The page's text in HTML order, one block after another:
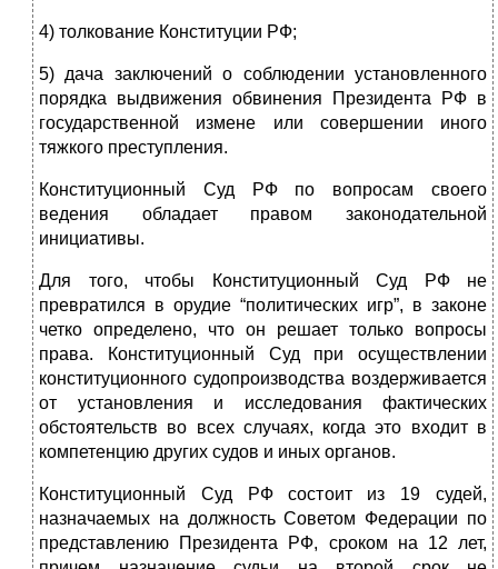
4) толкование Конституции РФ;
5) дача заключений о соблюдении установленного
порядка выдвижения обвинения Президента РФ в
государственной измене или совершении ино­го
тяжкого преступления.
Конституционный Суд РФ по вопросам своего
ведения обладает правом законодательной
инициативы.
Для того, чтобы Конституционный Суд РФ не
превратился в орудие “политических игр”, в законе
четко определено, что он решает только вопросы
права. Конституционный Суд при осуществлении
конституционного судо­производства воздерживается
от установления и исследования фактических
обстоятельств во всех случаях, когда это входит в
компетенцию других судов и иных органов.
Конституционный Суд РФ состоит из 19 судей,
назначаемых на должность Советом Федерации по
представлению Президента РФ, сроком на 12 лет,